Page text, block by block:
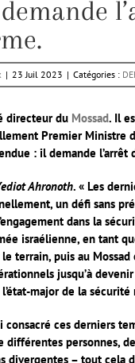
| 23 Juil 2023 | Catégories :
directeur du Mossad. Il
Premier Ministre
: il demande l’arrêt
Ahronoth. « Les
un défi sans
dans la
israélienne, en tant
terrain, puis au Mossad
jusqu’à
major de la sécurité
consacré ces derniers
différentes personnes,
divergentes – tout cela